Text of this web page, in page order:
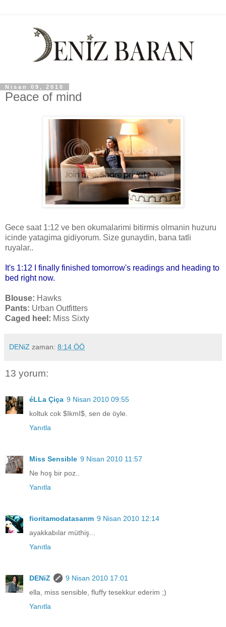
Nisan 09, 2010
Peace of mind
Gece saat 1:12 ve ben okumalarimi bitirmis olmanin huzuru
icinde yatagima gidiyorum. Size gunaydin, bana tatli
ruyalar..
It's 1:12 I finally finished tomorrow's readings and heading to
bed right now.
Blouse: Hawks
Pants: Urban Outfitters
Caged heel: Miss Sixty
DENiZ zaman: 8:14 ÖÖ
13 yorum:
éLLa Çiça 9 Nisan 2010 09:55
koltuk cok $IkmI$, sen de öyle.
Yanıtla
Miss Sensible 9 Nisan 2010 11:57
Ne hoş bir poz..
Yanıtla
fioritamodatasarım 9 Nisan 2010 12:14
ayakkabılar müthiş...
Yanıtla
DENiZ
9 Nisan 2010 17:01
ella, miss sensible, fluffy tesekkur ederim ;)
Yanıtla